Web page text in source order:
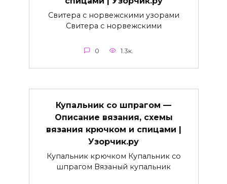
Свитера с норвежскими узорами
Свитера с норвежскими
0 1.3к.
Купальник со шпрагом —
Описание вязания, схемы
вязания крючком и спицами |
Узорчик.ру
Купальник крючком Купальник со
шпрагом Вязаный купальник